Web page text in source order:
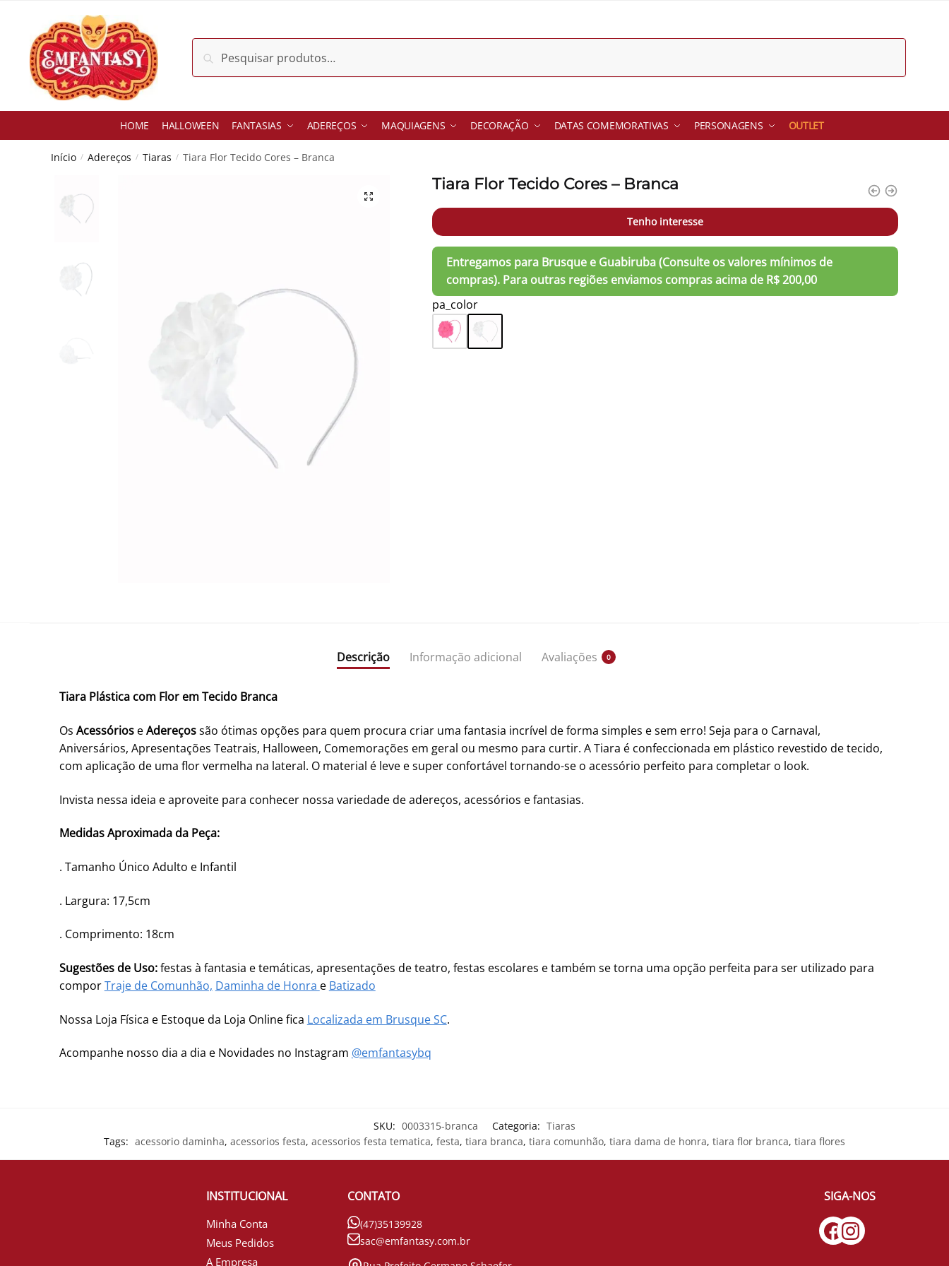
navigation
content
Pesquisar
por:
Pesquisar
HOME HALLOWEEN FANTASIAS ADEREÇOS MAQUIAGENS DECORAÇÃO DATAS COMEMORATIVAS PERSONAGENS OUTLET
Início / Adereços / Tiaras / Tiara Flor Tecido Cores – Branca
Tiara Flor Tecido Cores – Branca
Tenho interesse
pa_color
Descrição Informação adicional Avaliações 0
Tiara Plástica com Flor em Tecido Branca
Os AcessórioseAdereçossão ótimas opções para quem procura criar uma fantasia incrível de forma simples e sem erro! Seja para o Carnaval,
Aniversários, Apresentações Teatrais, Halloween, Comemorações em geral ou mesmo para curtir. A Tiara é confeccionada em plástico revestido de tecido,
com aplicação de uma flor vermelha na lateral. O material é leve e super confortável tornando-se o acessório perfeito para completar o look.
Invista nessa ideia e aproveite para conhecer nossa variedade de adereços, acessórios e fantasias.
Medidas Aproximada da Peça:
. Tamanho Único Adulto e Infantil
. Largura: 17,5cm
. Comprimento: 18cm
Sugestões de Uso:festas à fantasia e temáticas, apresentações de teatro, festas escolares e também se torna uma opção perfeita para ser utilizado para
comporTraje de Comunhão, Daminha de Honra e Batizado
Nossa Loja Física e Estoque da Loja Online fica Localizada em Brusque SC.
Acompanhe nosso dia a dia e Novidades no Instagram @emfantasybq
SKU: 0003315-branca Categoria: Tiaras
Tags: acessorio daminha, acessorios festa, acessorios festa tematica, festa, tiara branca, tiara comunhão, tiara dama de honra, tiara flor branca, tiara flores
INSTITUCIONAL
Minha Conta
Meus Pedidos
A Empresa
CONTATO
(47)35139928
sac@emfantasy.com.br
SIGA-NOS